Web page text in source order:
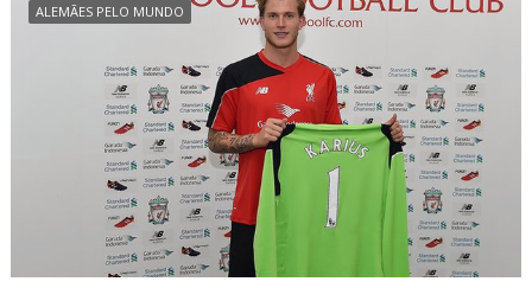
ALEMÃES PELO MUNDO